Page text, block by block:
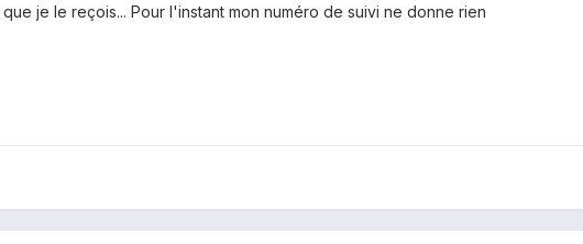
je le reçois... Pour l'instant mon numéro de suivi ne donne rien